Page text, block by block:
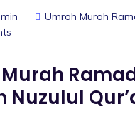
Umroh Murah
Nuzulul